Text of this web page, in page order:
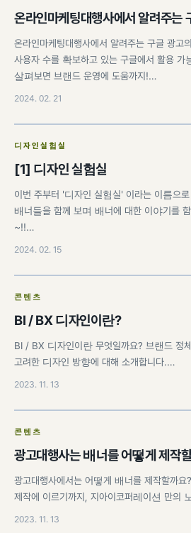
온라인마케팅대행사에서 알려주는
온라인마케팅대행사에서 알려주는 구글 광
사용자 수를 확보하고 있는 구글에서 활용 가
살펴보면 브랜드 운영에 도움까지!…
2024. 02. 21
디자인실험실
[1] 디자인 실험실
이번 주부터 '디자인 실험실' 이라는 이름으
배너들을 함께 보며 배너에 대한 이야기를
~!!…
2024. 02. 15
콘텐츠
BI / BX 디자인이란?
BI / BX 디자인이란 무엇일까요? 브랜드 정
고려한 디자인 방향에 대해 소개합니다.…
2023. 11. 13
콘텐츠
광고대행사는 배너를 어떻게 제작
광고대행사에서는 어떻게 배너를 제작할까요
제작에 이르기까지, 지아이코퍼레이션 만의
2023. 11. 13